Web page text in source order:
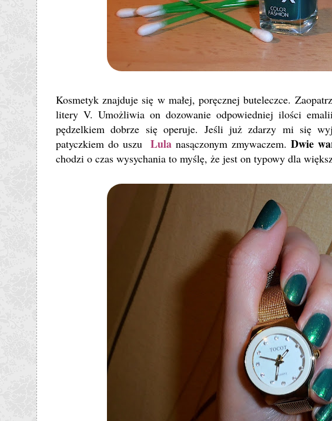
Kosmetyk znajduje się w małej, poręcznej buteleczce.
litery V. Umożliwia on dozowanie odpowiedniej ilości
pędzelkiem dobrze się operuje. Jeśli już zdarzy mi się
patyczkiem do uszuLula nasączonym zmywaczem. Dwie
chodzi o czas wysychania to myślę, że jest on typowy dla